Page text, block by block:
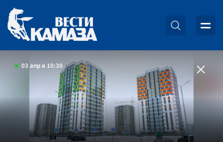
03 апр в 10:30